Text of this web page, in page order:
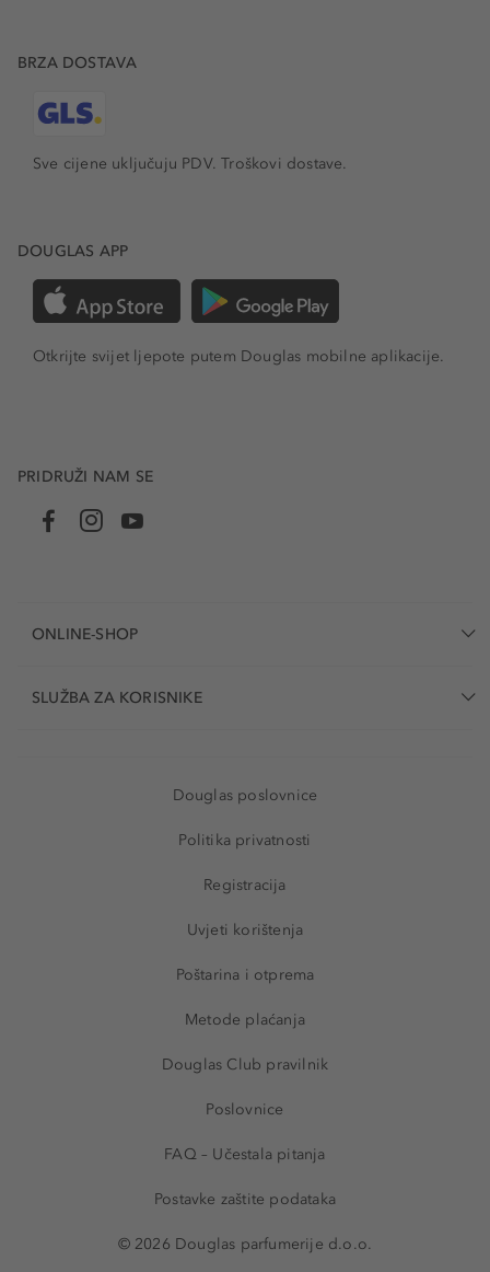
BRZA DOSTAVA
Sve cijene uključuju PDV.Troškovi dostave.
DOUGLAS APP
Otkrijte svijet ljepote putem Douglas mobilne aplikacije.
PRIDRUŽI NAM SE
ONLINE-SHOP
SLUŽBA ZA KORISNIKE
Douglas poslovnice
Politika privatnosti
Registracija
Uvjeti korištenja
Poštarina i otprema
Metode plaćanja
Douglas Club pravilnik
Poslovnice
FAQ – Učestala pitanja
Postavke zaštite podataka
© 2026 Douglas parfumerije d.o.o.